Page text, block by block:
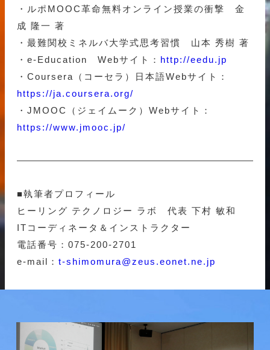
・ルポMOOC革命無料オンライン授業の衝撃 金
成 隆一 著
・最難関校ミネルバ大学式思考習慣 山本 秀樹 著
・e-Education Webサイト： http://eedu.jp
・Coursera（コーセラ）日本語Webサイト：
https://ja.coursera.org/
・JMOOC（ジェイムーク）Webサイト：
https://www.jmooc.jp/
■執筆者プロフィール
ヒーリング テクノロジー ラボ 代表 下村 敏和
ITコーディネータ＆インストラクター
電話番号：075-200-2701
e-mail： t-shimomura@zeus.eonet.ne.jp